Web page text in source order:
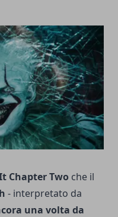
Chapter Two che il
- interpretato da
una volta da